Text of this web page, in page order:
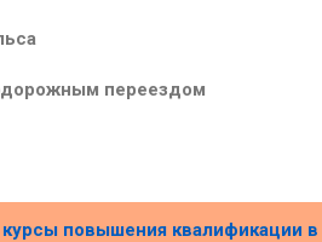
переездом
курсы повышения квалификации в